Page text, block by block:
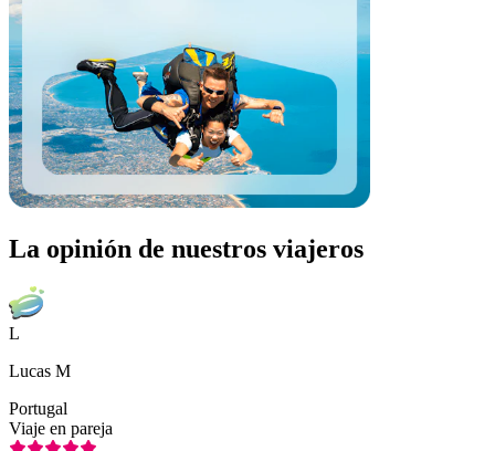
La opinión de nuestros viajeros
L
Lucas M
Portugal
Viaje en pareja